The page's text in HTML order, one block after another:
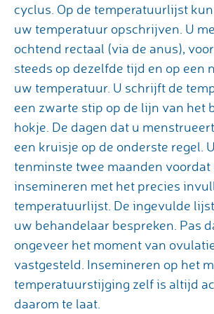
cyclus. Op de temperatuurlijst
uw temperatuur opschrijven. U
ochtend rectaal (via de anus),
steeds op dezelfde tijd en op een
uw temperatuur. U schrijft de
een zwarte stip op de lijn van het
hokje. De dagen dat u
een kruisje op de onderste regel.
tenminste twee maanden voordat
insemineren met het precies
temperatuurlijst. De ingevulde
uw behandelaar bespreken. Pas
ongeveer het moment van
vastgesteld. Insemineren op het
temperatuurstijging zelf is altijd
daarom te laat.